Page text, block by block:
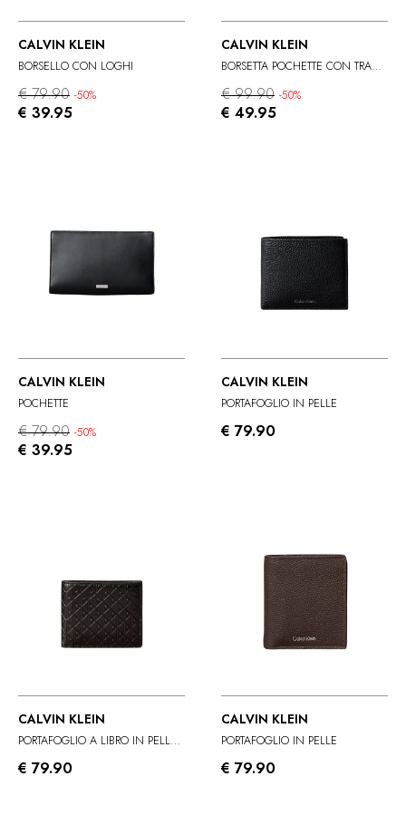
CALVIN KLEIN
BORSELLO CON LOGHI
€ 79.90 -50%
€ 39.95
CALVIN KLEIN
BORSETTA POCHETTE CON TRACOLLA
€ 99.90 -50%
€ 49.95
CALVIN KLEIN
POCHETTE
€ 79.90 -50%
€ 39.95
CALVIN KLEIN
PORTAFOGLIO IN PELLE
€ 79.90
CALVIN KLEIN
PORTAFOGLIO A LIBRO IN PELLE CON MONOGRAMMA
€ 79.90
CALVIN KLEIN
PORTAFOGLIO IN PELLE
€ 79.90